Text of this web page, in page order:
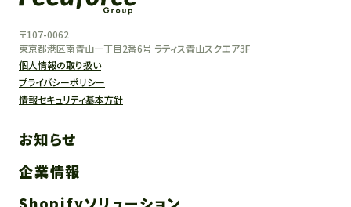
〒107-0062
東京都港区南青山一丁目2番6号 ラティス青山スクエア3F
個人情報の取り扱い
プライバシーポリシー
情報セキュリティ基本方針
お知らせ
企業情報